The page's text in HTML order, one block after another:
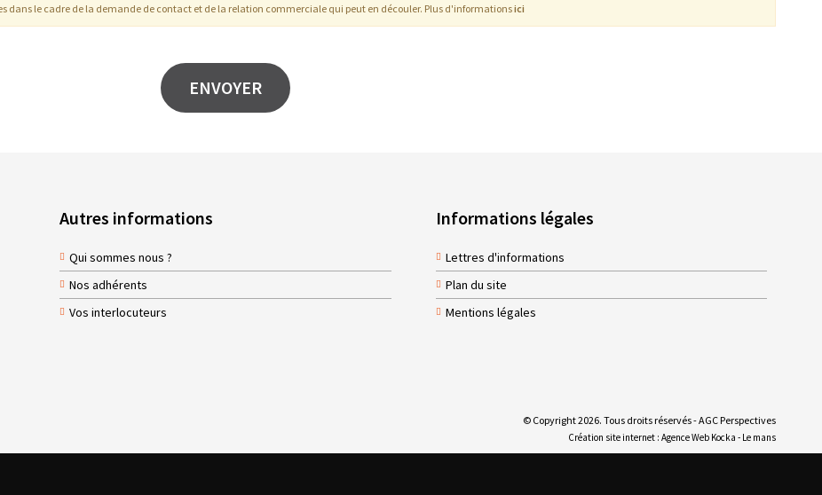
dans le cadre de la demande de contact et de la relation commerciale qui peut en découler. Plus d'informationsici
Autres informations
Qui sommes nous ?
Nos adhérents
Vos interlocuteurs
Informations légales
Lettres d'informations
Plan du site
Mentions légales
© Copyright2026. Tous droits réservés - AGC Perspectives
Création site internet : Agence Web Kocka - Le mans